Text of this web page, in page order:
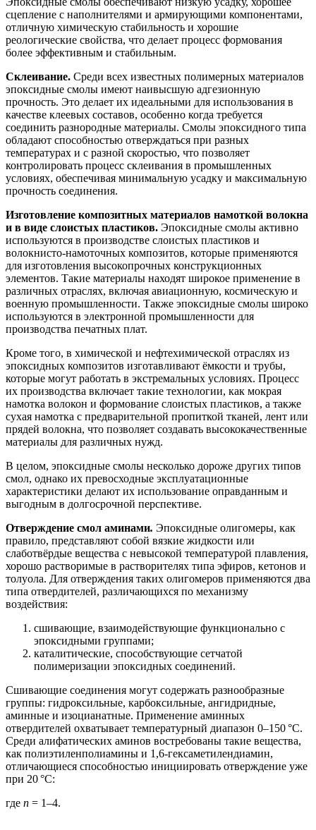
сцепление с наполнителями и армирующими компонентами,
отличную химическую стабильность и хорошие
реологические свойства, что делает процесс формования
более эффективным и стабильным.
Склеивание. Среди всех известных полимерных материалов
эпоксидные смолы имеют наивысшую адгезионную
прочность. Это делает их идеальными для использования в
качестве клеевых составов, особенно когда требуется
соединить разнородные материалы. Смолы эпоксидного типа
обладают способностью отверждаться при разных
температурах и с разной скоростью, что позволяет
контролировать процесс склеивания в промышленных
условиях, обеспечивая минимальную усадку и максимальную
прочность соединения.
Изготовление композитных материалов намоткой волокна
и в виде слоистых пластиков. Эпоксидные смолы активно
используются в производстве слоистых пластиков и
волокнисто-намоточных композитов, которые применяются
для изготовления высокопрочных конструкционных
элементов. Такие материалы находят широкое применение в
различных отраслях, включая авиационную, космическую и
военную промышленности. Также эпоксидные смолы широко
используются в электронной промышленности для
производства печатных плат.
Кроме того, в химической и нефтехимической отраслях из
эпоксидных композитов изготавливают ёмкости и трубы,
которые могут работать в экстремальных условиях. Процесс
их производства включает такие технологии, как мокрая
намотка волокон и формование слоистых пластиков, а также
сухая намотка с предварительной пропиткой тканей, лент или
прядей волокна, что позволяет создавать высококачественные
материалы для различных нужд.
В целом, эпоксидные смолы несколько дороже других типов
смол, однако их превосходные эксплуатационные
характеристики делают их использование оправданным и
выгодным в долгосрочной перспективе.
Отверждение смол аминами. Эпоксидные олигомеры, как
правило, представляют собой вязкие жидкости или
слаботвёрдые вещества с невысокой температурой плавления,
хорошо растворимые в растворителях типа эфиров, кетонов и
толуола. Для отверждения таких олигомеров применяются два
типа отвердителей, различающихся по механизму
воздействия:
сшивающие, взаимодействующие функционально с
эпоксидными группами;
каталитические, способствующие сетчатой
полимеризации эпоксидных соединений.
Сшивающие соединения могут содержать разнообразные
группы: гидроксильные, карбоксильные, ангидридные,
аминные и изоцианатные. Применение аминных
отвердителей охватывает температурный диапазон 0–150 °C.
Среди алифатических аминов востребованы такие вещества,
как полиэтиленполиамины и 1,6-гексаметилендиамин,
отличающиеся способностью инициировать отверждение уже
при 20 °C:
где n = 1–4.